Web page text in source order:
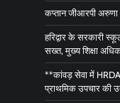
कप्तान जीआरपी अरुणा
हरिद्वार के सरकारी
सख्त, मुख्य शिक्षा
**कांवड़ सेवा में
प्राथमिक उपचार की